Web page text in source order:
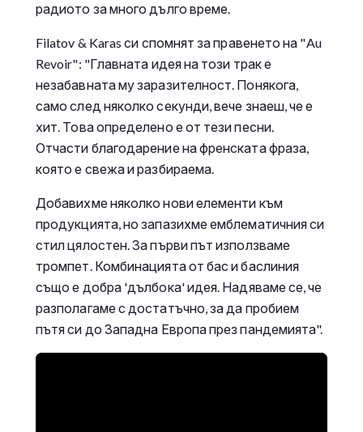
радиото за много дълго време.
Filatov & Karas си спомнят за правенето на "Au
Revoir": "Главната идея на този трак е
незабавната му заразителност. Понякога,
само след няколко секунди, вече знаеш, че е
хит. Това определено е от тези песни.
Отчасти благодарение на френската фраза,
която е свежа и разбираема.
Добавихме няколко нови елементи към
продукцията, но запазихме емблематичния си
стил цялостен. За първи път използваме
тромпет. Комбинацията от бас и баслиния
също е добра 'дълбока' идея. Надяваме се, че
разполагаме с достатъчно, за да пробием
пътя си до Западна Европа през пандемията".